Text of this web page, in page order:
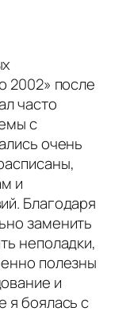
2002» после
часто
с
очень
и
Благодаря
заменить
неполадки,
полезны
и
я боялась с